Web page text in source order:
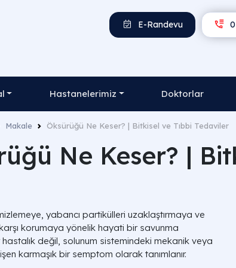
E-Randevu
Hastanelerimiz Doktorlar
Makale Öksürüğü Ne Keser? | Bitkisel ve Tıbbi Tedaviler
Ne Keser? |
yabancı partikülleri uzaklaştırmaya ve
korumaya yönelik hayati bir savunma
değil, solunum sistemindeki mekanik veya
karmaşık bir semptom olarak tanımlanır.